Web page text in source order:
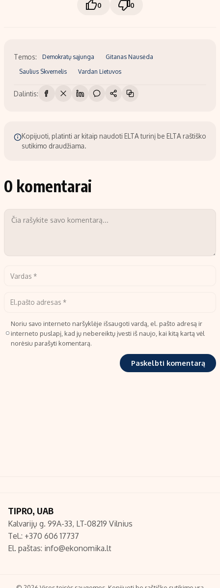
0 0
Temos: Demokratų sąjunga Gitanas Nausėda
Saulius Skvernelis Vardan Lietuvos
Dalintis:
Kopijuoti, platinti ar kitaip naudoti ELTA turinį be ELTA raštiško
sutikimo draudžiama.
0 komentarai
Noriu savo interneto naršyklėje išsaugoti vardą, el. pašto adresą ir
interneto puslapį, kad jų nebereiktų įvesti iš naujo, kai kitą kartą vėl
norėsiu parašyti komentarą.
TIPRO, UAB
Kalvarijų g. 99A-33, LT-08219 Vilnius
Tel.: +370 606 17737
El. paštas: info@ekonomika.lt